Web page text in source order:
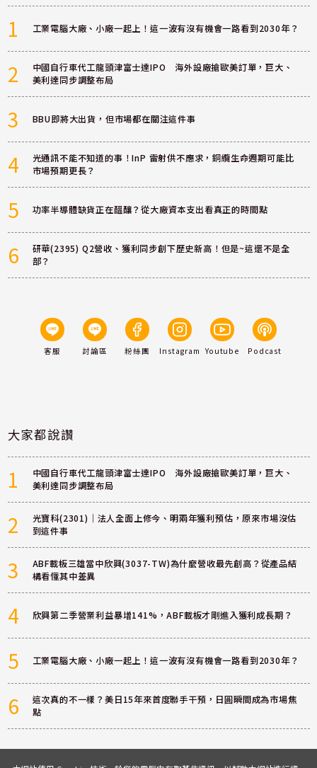
1 工業電腦大廠、小廠一起上！這一波有沒有機會一路看到2030年？
2
中國自行車代工龍頭津富士達IPO 海外設廠搶歐美訂單，巨大、
美利達同步調整布局
3 BBU即將大出貨，但市場都在關注這件事
4
光通訊不能不知道的事！InP 雷射供不應求，銅纜生命週期可能比
市場預期更長？
5 功率半導體缺貨正在醞釀？從大廠資本支出看真正的時間點
6
研華(2395) Q2營收、獲利同步創下歷史新高！但是~這還不是全
部？
客服 討論區 粉絲團 Instagram Youtube Podcast
大家都說讚
1
中國自行車代工龍頭津富士達IPO 海外設廠搶歐美訂單，巨大、
美利達同步調整布局
2
光寶科(2301)｜法人全面上修今、明兩年獲利預估，原來市場沒估
到這件事
3
ABF載板三雄當中欣興(3037-TW)為什麼營收最先創高？從產品結
構看懂其中差異
4 欣興第二季營業利益暴增141%，ABF載板才剛進入獲利成長期？
5 工業電腦大廠、小廠一起上！這一波有沒有機會一路看到2030年？
6
這次真的不一樣？美日15年來首度聯手干預，日圓瞬間成為市場焦
點